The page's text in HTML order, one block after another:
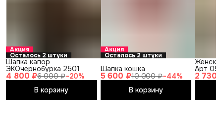
Акция
Осталось 2 штуки
4 800 ₽6 000 ₽−20%
Шапка капор
ЭКОчернобурка 2501
В корзину
Акция
Осталось 2 штуки
5 600 ₽10 000 ₽−44%
Шапка кошка
В корзину
2 730
Арт